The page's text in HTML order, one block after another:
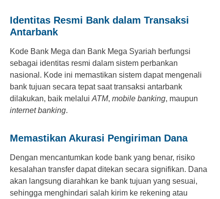
Identitas Resmi Bank dalam Transaksi
Antarbank
Kode Bank Mega dan Bank Mega Syariah berfungsi
sebagai identitas resmi dalam sistem perbankan
nasional. Kode ini memastikan sistem dapat mengenali
bank tujuan secara tepat saat transaksi antarbank
dilakukan, baik melalui ATM, mobile banking, maupun
internet banking.
Memastikan Akurasi Pengiriman Dana
Dengan mencantumkan kode bank yang benar, risiko
kesalahan transfer dapat ditekan secara signifikan. Dana
akan langsung diarahkan ke bank tujuan yang sesuai,
sehingga menghindari salah kirim ke rekening atau